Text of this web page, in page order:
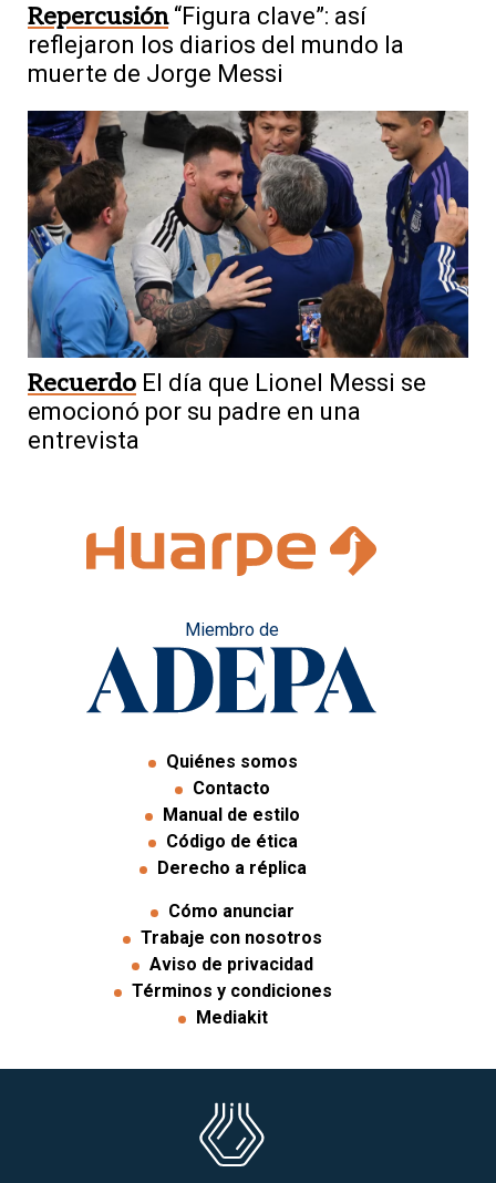
Repercusión “Figura clave”: así
reflejaron los diarios del mundo la
muerte de Jorge Messi
Recuerdo El día que Lionel Messi se
emocionó por su padre en una
entrevista
Miembro de
Quiénes somos
Contacto
Manual de estilo
Código de ética
Derecho a réplica
Cómo anunciar
Trabaje con nosotros
Aviso de privacidad
Términos y condiciones
Mediakit